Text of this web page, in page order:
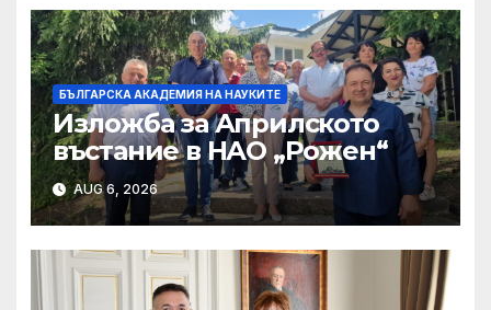
БЪЛГАРСКА АКАДЕМИЯ НА НАУКИТЕ
Изложба за Априлското
въстание в НАО „Рожен“
AUG 6, 2026